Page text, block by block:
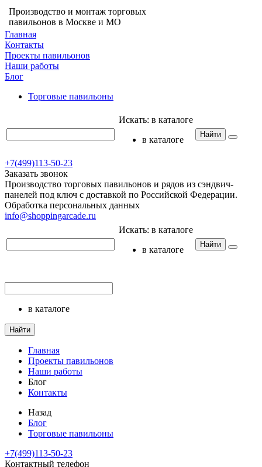
Производство и монтаж торговых
павильонов в Москве и МО
Главная
Контакты
Проекты павильонов
Наши работы
Блог
Торговые павильоны
Искать: в каталоге
в каталоге
Найти
+7(499)113-50-23
Заказать звонок
Производство торговых павильонов и рядов из сэндвич-
панелей под ключ с доставкой по Российской Федерации.
Обработка персональных данных
info@shoppingarcade.ru
Искать: в каталоге
в каталоге
Найти
в каталоге
Найти
Главная
Проекты павильонов
Наши работы
Блог
Контакты
Назад
Блог
Торговые павильоны
+7(499)113-50-23
Контактный телефон